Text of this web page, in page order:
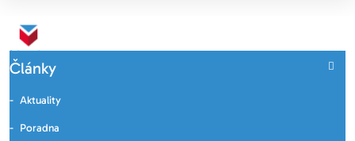
Články
Aktuality
Poradna